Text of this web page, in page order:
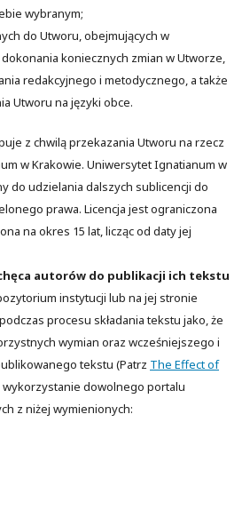
wybranym;
do Utworu, obejmujących w
koniecznych zmian w Utworze,
redakcyjnego i metodycznego, a także
Utworu na języki obce.
z chwilą przekazania Utworu na rzecz
w Krakowie. Uniwersytet Ignatianum w
do udzielania dalszych sublicencji do
prawa. Licencja jest ograniczona
na okres 15 lat, licząc od daty jej
autorów do publikacji ich tekstu
instytucji lub na jej stronie
procesu składania tekstu jako, że
wymian oraz wcześniejszego i
tekstu (Patrz The Effect of
wykorzystanie dowolnego portalu
z niżej wymienionych: